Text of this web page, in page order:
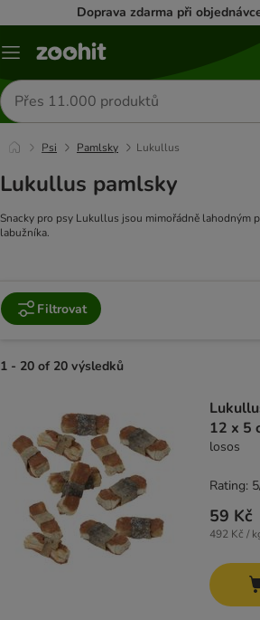
Doprava zdarma při
Menu
Hledat
produkty
Psi Pamlsky Lukullus
Lukullus pamlsky
Snacky pro psy Lukullus jsou mimořádně lahodným
labužníka.
Filtrovat
1 - 20 of 20 výsledků
12 x 5
losos
59 Kč
492 Kč /
Rating: